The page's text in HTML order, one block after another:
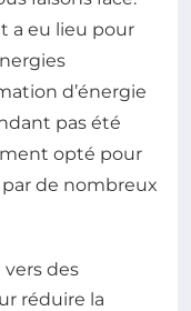
a eu lieu pour
d’énergie
pas été
opté pour
de nombreux
des
réduire la